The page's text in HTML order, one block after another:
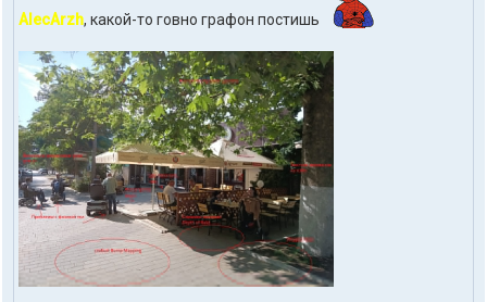
к
ы
п
о
л
ь
з
о
в
а
т
е
л
я
t
o
AlecArzh, какой-то говно графон постишь